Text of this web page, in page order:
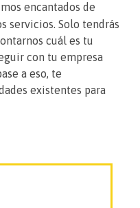
encantados de
servicios. Solo tendrás
cuál es tu
con tu empresa
a eso, te
existentes para